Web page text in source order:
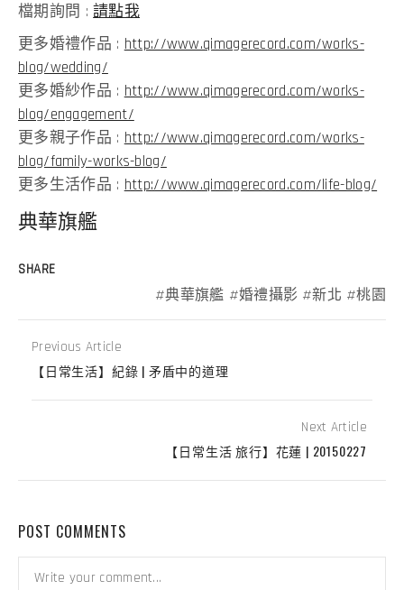
檔期詢問 :請點我
更多婚禮作品 : http://www.qimagerecord.com/works-
blog/wedding/
更多婚紗作品 : http://www.qimagerecord.com/works-
blog/engagement/
更多親子作品 : http://www.qimagerecord.com/works-
blog/family-works-blog/
更多生活作品 : http://www.qimagerecord.com/life-blog/
典華旗艦
SHARE
典華旗艦 婚禮攝影 新北 桃園
Previous Article
【日常生活】紀錄 | 矛盾中的道理
Next Article
【日常生活 旅行】花蓮 | 20150227
POST COMMENTS